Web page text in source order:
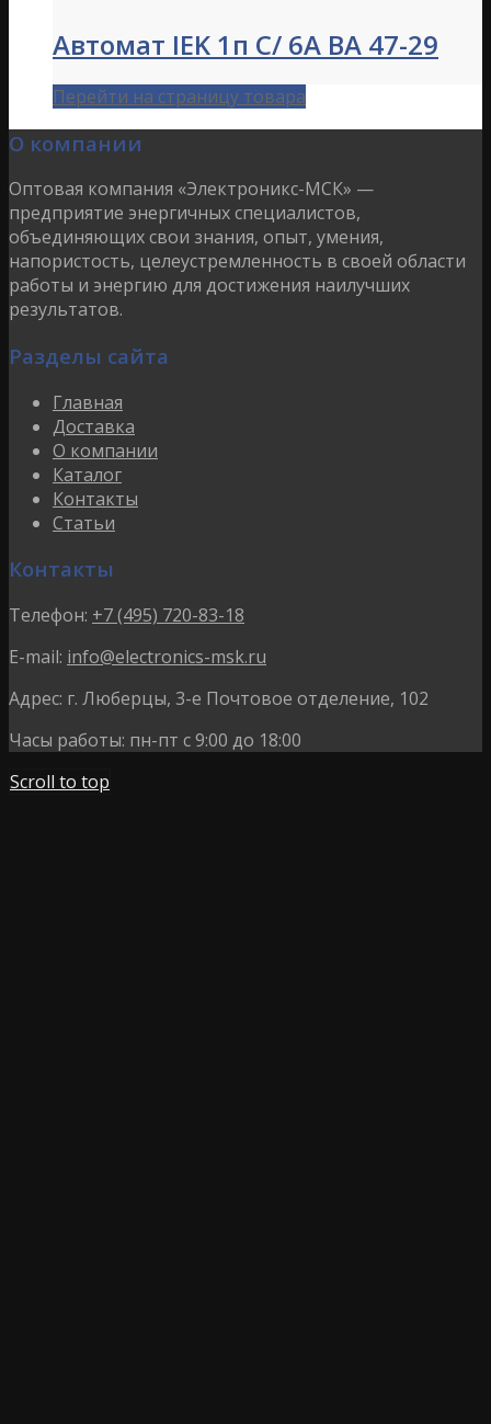
Автомат IEK 1п C/ 6А ВА 47-29
Перейти на страницу товара
О компании
Оптовая компания «Электроникс-МСК» —
предприятие энергичных специалистов,
объединяющих свои знания, опыт, умения,
напористость, целеустремленность в своей области
работы и энергию для достижения наилучших
результатов.
Разделы сайта
Главная
Доставка
О компании
Каталог
Контакты
Статьи
Контакты
Телефон: +7 (495) 720-83-18
E-mail: info@electronics-msk.ru
Адрес: г. Люберцы, 3-е Почтовое отделение, 102
Часы работы: пн-пт с 9:00 до 18:00
Scroll to top